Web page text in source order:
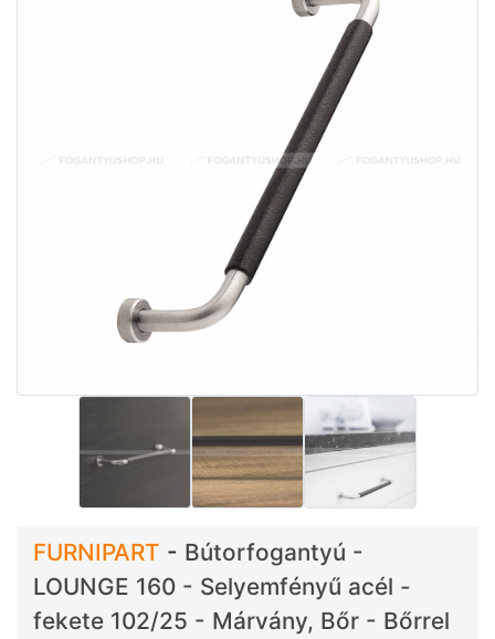
FURNIPART - Bútorfogantyú -
LOUNGE 160 - Selyemfényű acél -
fekete 102/25 - Márvány, Bőr - Bőrrel